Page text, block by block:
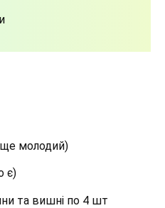
молодий)
є)
та вишні по 4 шт